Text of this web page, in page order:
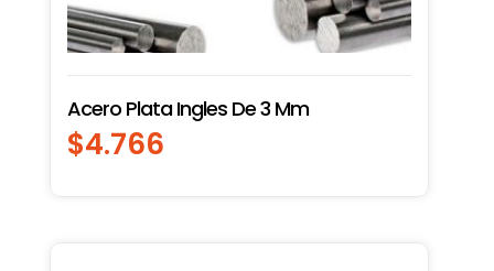
Acero Plata Ingles De 3 Mm
$4.766